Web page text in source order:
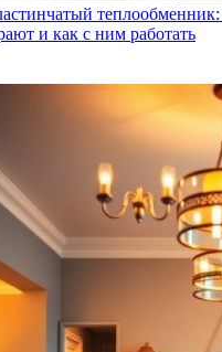
теплообменник:
и как с ним работать